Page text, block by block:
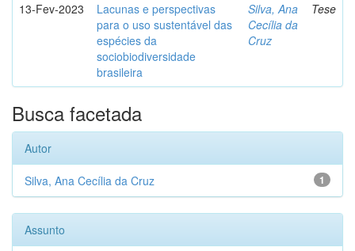
13-Fev-2023
Lacunas e perspectivas
para o uso sustentável das
espécies da
sociobiodiversidade
brasileira
Silva, Ana
Cecília da
Cruz
Tese
Busca facetada
Autor
1
Silva, Ana Cecília da Cruz
Assunto